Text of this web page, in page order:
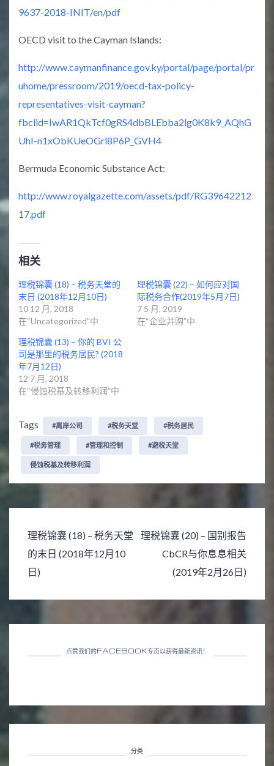
9637-2018-INIT/en/pdf
OECD visit to the Cayman Islands:
http://www.caymanfinance.gov.ky/portal/page/portal/pr
uhome/pressroom/2019/oecd-tax-policy-
representatives-visit-cayman?
fbclid=IwAR1QkTcf0gRS4dbBLEbba2lg0K8k9_AQhG
UhI-n1xObKUeOGrl8P6P_GVH4
Bermuda Economic Substance Act:
http://www.royalgazette.com/assets/pdf/RG39642212
17.pdf
相关
理税锦囊 (18) – 税务天堂的
末日 (2018年12月10日)
10 12 月, 2018
在“Uncategorized”中
理税锦囊 (22) – 如何应对国
际税务合作(2019年5月7日)
7 5 月, 2019
在“企业并购”中
理税锦囊 (13) – 你的 BVI 公
司是那里的税务居民? (2018
年7月12日)
12 7 月, 2018
在“侵蚀税基及转移利润”中
Tags #离岸公司 #税务天堂 #税务居民
#税务管理 #管理和控制 #避税天堂
侵蚀税基及转移利润
文
章
导
航
理税锦囊 (18) – 税务天堂
的末日 (2018年12月10
日)
理税锦囊 (20) – 国别报告
CbCR与你息息相关
(2019年2月26日)
点赞我们的FACEBOOK专页以获得最新资讯！
分类